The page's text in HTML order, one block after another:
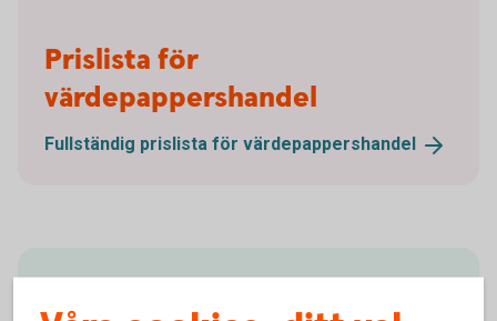
Prislista för
värdepappershandel
Fullständig prislista för värdepappershandel